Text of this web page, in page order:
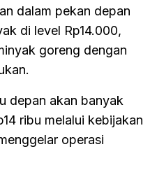
dalam pekan depan
di level Rp14.000,
goreng dengan
depan akan banyak
ribu melalui kebijakan
operasi